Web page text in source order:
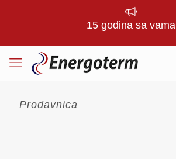
15 godina sa vama
Prodavnica